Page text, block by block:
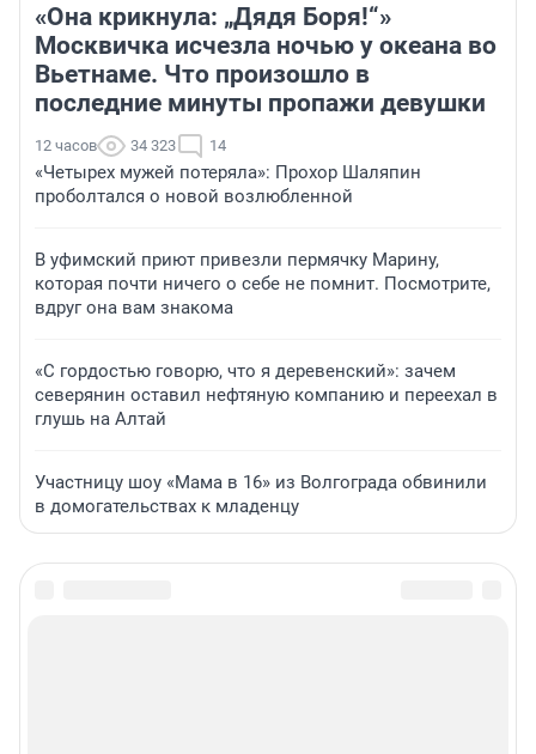
«Она крикнула: „Дядя Боря!“»
Москвичка исчезла ночью у океана во
Вьетнаме. Что произошло в
последние минуты пропажи девушки
12 часов 34 323 14
«Четырех мужей потеряла»: Прохор Шаляпин
проболтался о новой возлюбленной
В уфимский приют привезли пермячку Марину,
которая почти ничего о себе не помнит. Посмотрите,
вдруг она вам знакома
«С гордостью говорю, что я деревенский»: зачем
северянин оставил нефтяную компанию и переехал в
глушь на Алтай
Участницу шоу «Мама в 16» из Волгограда обвинили
в домогательствах к младенцу